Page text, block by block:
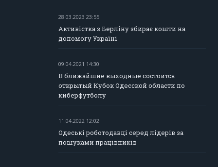
28.03.2023 23:55
Активістка з Берліну збирає кошти на
допомогу Україні
09.04.2021 14:30
В ближайшие выходные состоится
открытый Кубок Одесской области по
киберфутболу
11.04.2022 12:02
Одеські роботодавці серед лідерів за
пошуками працівників